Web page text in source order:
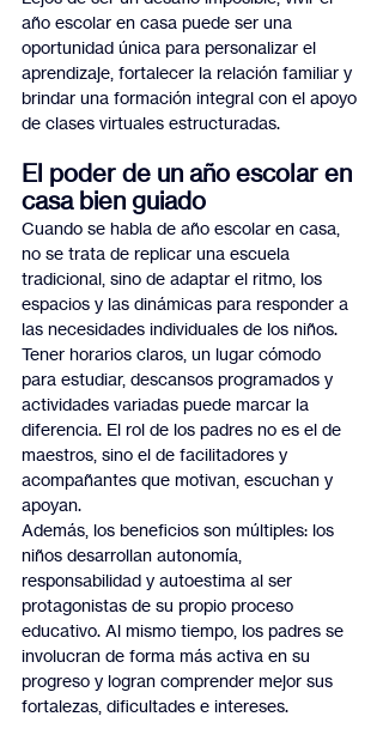
año escolar en casa puede ser una
oportunidad única para personalizar el
aprendizaje, fortalecer la relación familiar y
brindar una formación integral con el apoyo
de clases virtuales estructuradas.
El poder de un año escolar en
casa bien guiado
Cuando se habla de año escolar en casa,
no se trata de replicar una escuela
tradicional, sino de adaptar el ritmo, los
espacios y las dinámicas para responder a
las necesidades individuales de los niños.
Tener horarios claros, un lugar cómodo
para estudiar, descansos programados y
actividades variadas puede marcar la
diferencia. El rol de los padres no es el de
maestros, sino el de facilitadores y
acompañantes que motivan, escuchan y
apoyan.
Además, los beneficios son múltiples: los
niños desarrollan autonomía,
responsabilidad y autoestima al ser
protagonistas de su propio proceso
educativo. Al mismo tiempo, los padres se
involucran de forma más activa en su
progreso y logran comprender mejor sus
fortalezas, dificultades e intereses.